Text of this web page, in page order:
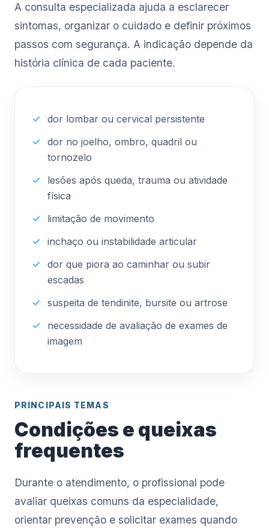
A consulta especializada ajuda a esclarecer
sintomas, organizar o cuidado e definir próximos
passos com segurança. A indicação depende da
história clínica de cada paciente.
dor lombar ou cervical persistente
dor no joelho, ombro, quadril ou
tornozelo
lesões após queda, trauma ou atividade
física
limitação de movimento
inchaço ou instabilidade articular
dor que piora ao caminhar ou subir
escadas
suspeita de tendinite, bursite ou artrose
necessidade de avaliação de exames de
imagem
PRINCIPAIS TEMAS
Condições e queixas
frequentes
Durante o atendimento, o profissional pode
avaliar queixas comuns da especialidade,
orientar prevenção e solicitar exames quando